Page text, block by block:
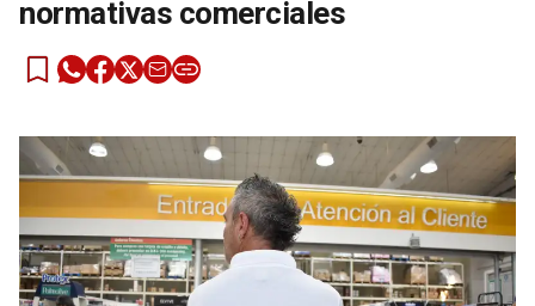
normativas comerciales